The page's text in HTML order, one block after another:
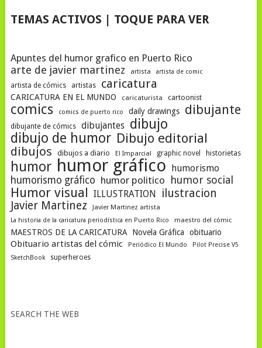
TEMAS ACTIVOS | TOQUE PARA VER
Apuntes del humor grafico en Puerto Rico
arte de javier martinez artista artista de comic
artista de cómics artistas caricatura
CARICATURA EN EL MUNDO caricaturista cartoonist
comics comics de puerto rico daily drawings dibujante
dibujante de cómics dibujantes dibujo
dibujo de humor Dibujo editorial
dibujos dibujos a diario El Imparcial graphic novel historietas
humor humor gráfico humorismo
humorismo gráfico humor politico humor social
Humor visual ILLUSTRATION
ilustracion
Javier Martinez
Javier Martinez artista
La historia de la caricatura periodística en Puerto Rico
maestro del cómic
MAESTROS DE LA CARICATURA Novela Gráfica obituario
Obituario artistas del cómic Periódico El Mundo
Pilot Precise V5
SketchBook
superheroes
SEARCH THE WEB